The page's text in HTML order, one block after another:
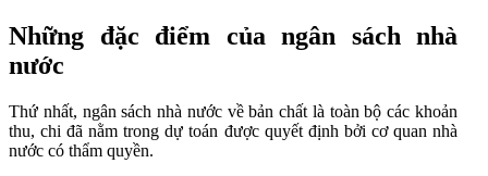
Những đặc điểm của ngân sách nhà
nước
Thứ nhất, ngân sách nhà nước về bản chất là toàn bộ các khoản
thu, chi đã nằm trong dự toán được quyết định bởi cơ quan nhà
nước có thẩm quyền.